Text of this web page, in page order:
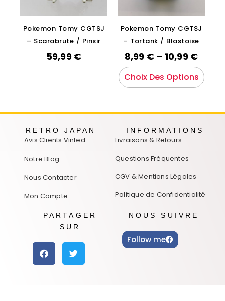
Pokemon Tomy CGTSJ
– Scarabrute / Pinsir
59,99 €
Pokemon Tomy CGTSJ
– Tortank / Blastoise
8,99 € – 10,99 €
Choix Des Options
RETRO JAPAN
Avis Clients Vinted
Notre Blog
Nous Contacter
Mon Compte
INFORMATIONS
Livraisons & Retours
Questions Fréquentes
CGV & Mentions Légales
Politique de Confidentialité
PARTAGER
SUR
NOUS SUIVRE
Follow me